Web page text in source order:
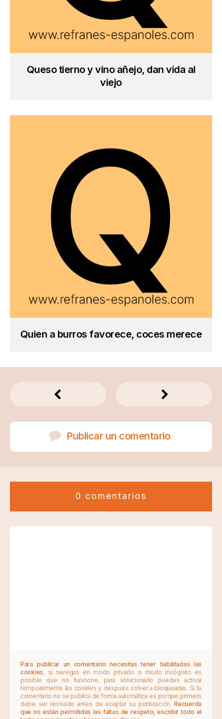
Queso tierno y vino añejo, dan vida al
viejo
Quien a burros favorece, coces merece
Publicar un comentario
0 comentarios
Para publicar un comentario necesitas tener habilitadas las
cookies , si navegas en modo privado o modo incógnito es
posible que no funcione, para solucionarlo puedes activar
temporalmente las cookies y después volver a bloquearlas. Si tu
comentario no se publica de forma automática es porque primero
debe ser revisado antes de aceptar su publicación.Recuerda
que no están permitidas las faltas de respeto, escribir todo el